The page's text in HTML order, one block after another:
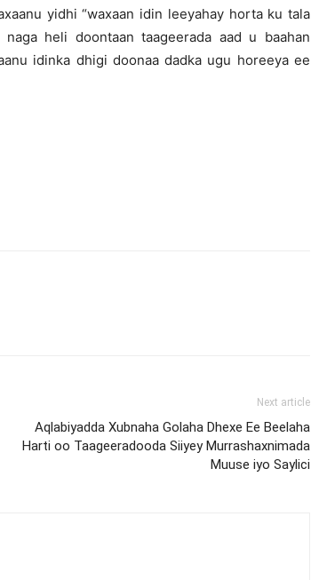
yidhi “waxaan idin leeyahay horta ku tala
heli doontaan taageerada aad u baahan
idinka dhigi doonaa dadka ugu horeeya ee
Next article
Aqlabiyadda Xubnaha Golaha Dhexe Ee Beelaha
Harti oo Taageeradooda Siiyey Murrashaxnimada
Muuse iyo Saylici